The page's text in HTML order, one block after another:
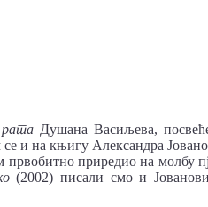
рата Душана Васиљева,
и на књигу Александра
приредио на молбу
(2002) писали смо и